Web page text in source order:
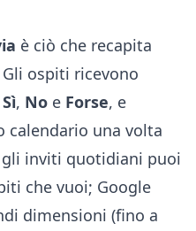
è ciò che recapita
ospiti ricevono
Sì, No e Forse, e
calendario una volta
gli inviti quotidiani puoi
che vuoi; Google
dimensioni (fino a